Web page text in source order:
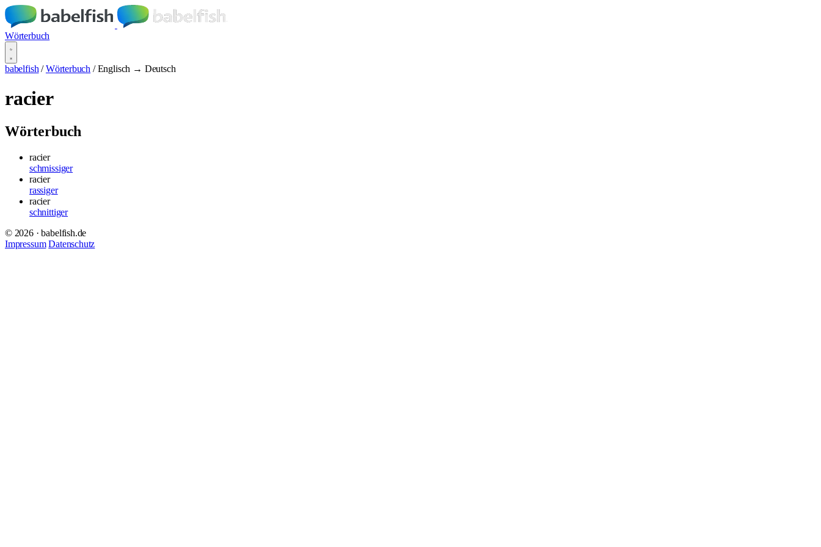
Wörterbuch
babelfish / Wörterbuch / Englisch → Deutsch
racier
Wörterbuch
racier
schmissiger
racier
rassiger
racier
schnittiger
© 2026 · babelfish.de
Impressum Datenschutz